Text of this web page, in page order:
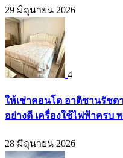
29 มิถุนายน 2026
4
ให้เช่าคอนโด อาติซานรัชด
อย่างดี เครื่องใช้ไฟฟ้าครบ พ
28 มิถุนายน 2026